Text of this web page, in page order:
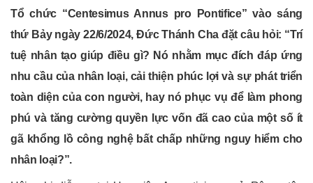
Tổ chức “Centesimus Annus pro Pontifice” vào sáng
thứ Bảy ngày 22/6/2024, Đức Thánh Cha đặt câu hỏi: “Trí
tuệ nhân tạo giúp điều gì? Nó nhằm mục đích đáp ứng
nhu cầu của nhân loại, cải thiện phúc lợi và sự phát triển
toàn diện của con người, hay nó phục vụ để làm phong
phú và tăng cường quyền lực vốn đã cao của một số ít
gã khổng lồ công nghệ bất chấp những nguy hiểm cho
nhân loại?”.